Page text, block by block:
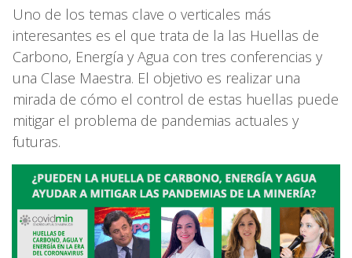
Uno de los temas clave o verticales más
interesantes es el que trata de la las Huellas de
Carbono, Energía y Agua con tres conferencias y
una Clase Maestra. El objetivo es realizar una
mirada de cómo el control de estas huellas puede
mitigar el problema de pandemias actuales y
futuras.